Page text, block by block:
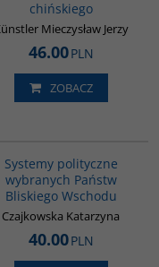
chińskiego
Mieczysław Jerzy
46.00PLN
ZOBACZ
Systemy polityczne
wybranych Państw
Bliskiego Wschodu
Czajkowska Katarzyna
40.00PLN